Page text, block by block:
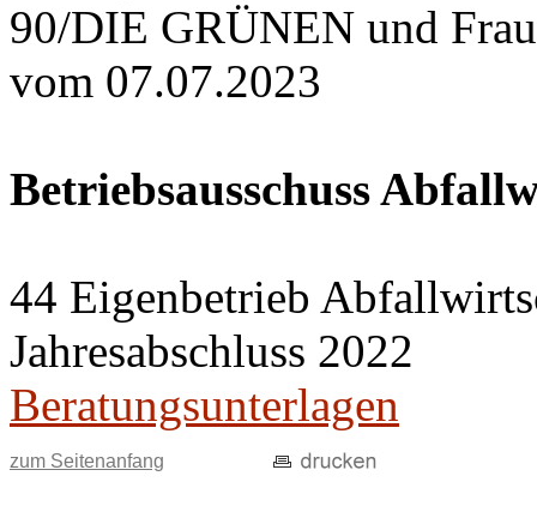
90/DIE GRÜNEN und
vom 07.07.2023
Betriebsausschuss
44 Eigenbetrieb
Jahresabschluss 2022
Beratungsunterlagen
zum Seitenanfang